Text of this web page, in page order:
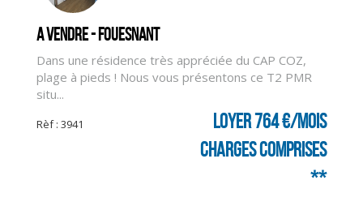
A vendre - FOUESNANT
Dans une résidence très appréciée du CAP COZ,
plage à pieds ! Nous vous présentons ce T2 PMR
situ...
Rèf : 3941
Loyer 764 €/mois
charges comprises
**